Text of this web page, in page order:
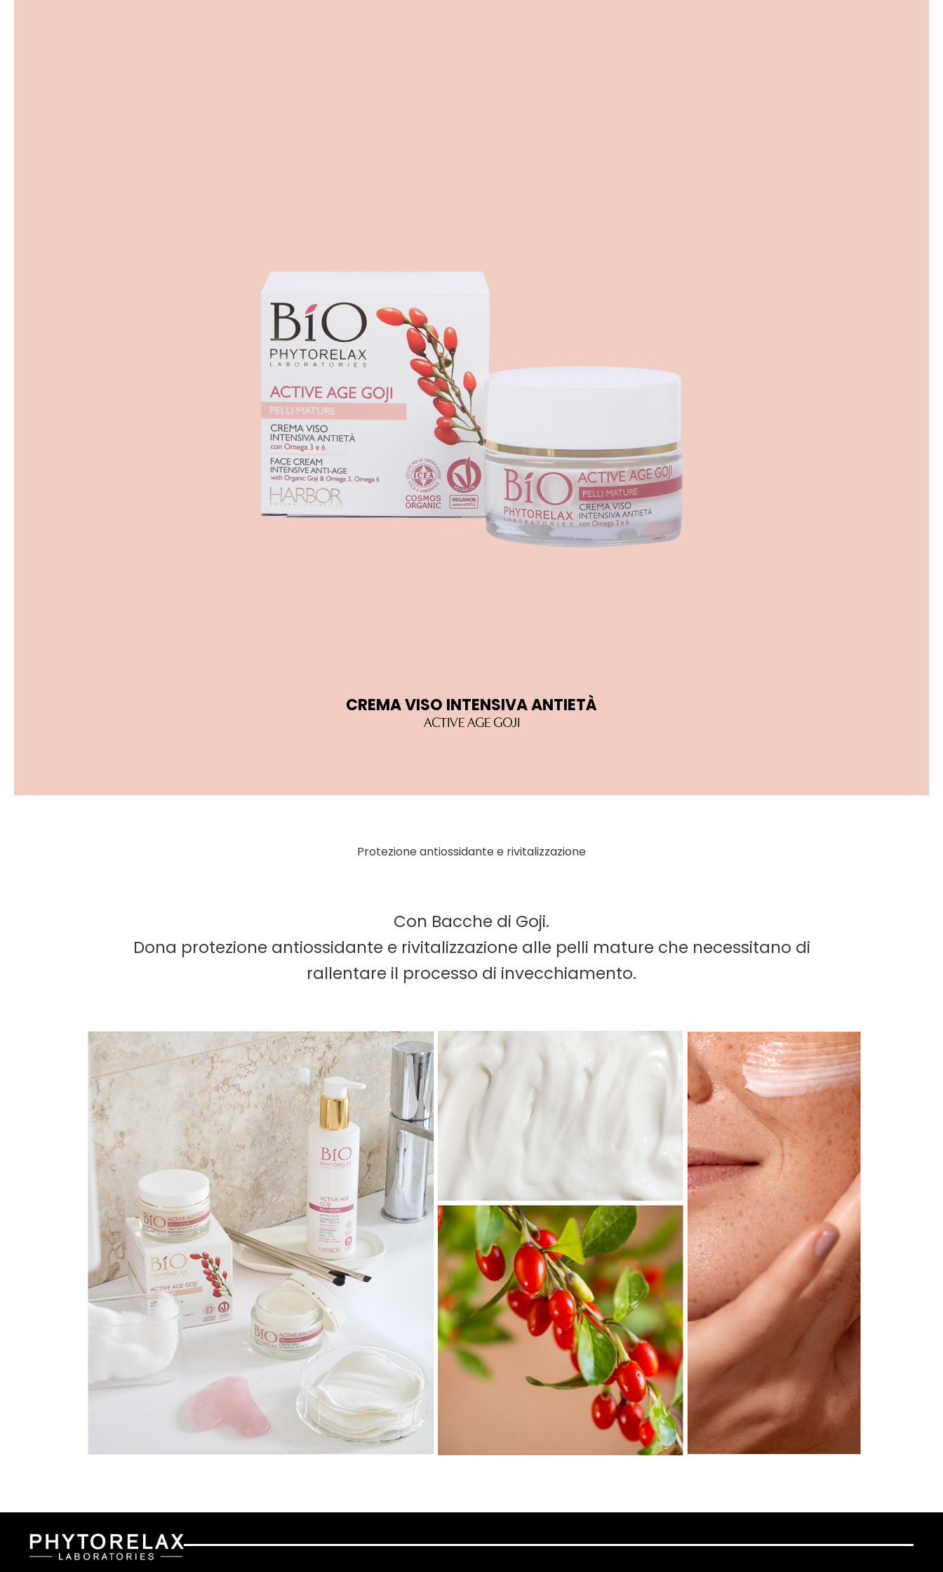
CREMA VISO INTENSIVA ANTIETÀ
ACTIVE AGE GOJI
Protezione antiossidante e rivitalizzazione
Con Bacche di Goji.
Dona protezione antiossidante e rivitalizzazione alle pelli mature che necessitano di
rallentare il processo di invecchiamento.